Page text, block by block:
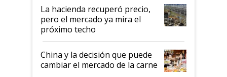
La hacienda recuperó precio,
pero el mercado ya mira el
próximo techo
China y la decisión que puede
cambiar el mercado de la carne